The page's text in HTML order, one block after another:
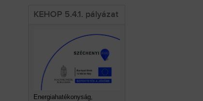
KEHOP 5.4.1. pályázat
Energiahatékonyság,